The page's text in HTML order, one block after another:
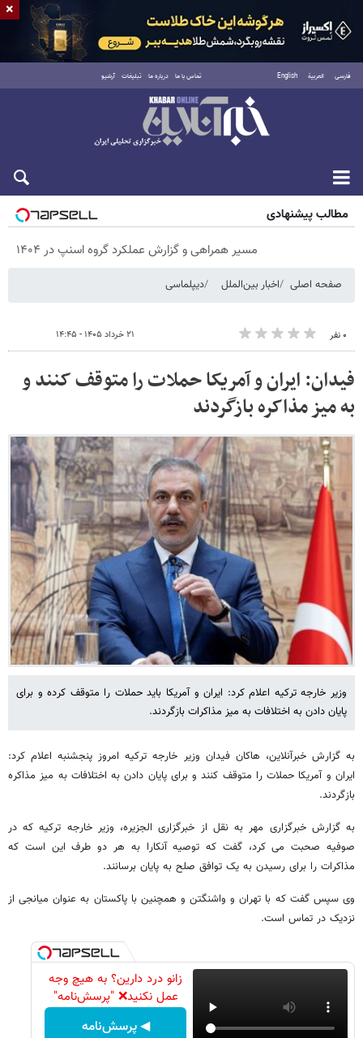
فارسی العربية English تماس با ما درباره ما تبلیغات آرشیو
شنبه ۱۷ مرداد ۱۴۰۵
مطالب پیشنهادی
مسیر همراهی و گزارش عملکرد گروه اسنپ در ۱۴۰۴
صفحه اصلی اخبار بین‌الملل دیپلماسی
۰ نفر ۲۱ خرداد ۱۴۰۵ - ۱۴:۴۵
فیدان: ایران و آمریکا حملات را متوقف کنند و
به میز مذاکره بازگردند
وزیر خارجه ترکیه اعلام کرد: ایران و آمریکا باید حملات را متوقف کرده و برای
پایان دادن به اختلافات به میز مذاکرات بازگردند.
به گزارش خبرآنلاین، هاکان فیدان وزیر خارجه ترکیه امروز پنجشنبه اعلام کرد:
ایران و آمریکا حملات را متوقف کنند و برای پایان دادن به اختلافات به میز مذاکره
بازگردند.
به گزارش خبرگزاری مهر به نقل از خبرگزاری الجزیره، وزیر خارجه ترکیه که در
صوفیه صحبت می‌ کرد، گفت که توصیه آنکارا به هر دو طرف این است که
مذاکرات را برای رسیدن به یک توافق صلح به پایان برسانند.
وی سپس گفت که با تهران و واشنگتن و همچنین با پاکستان به عنوان میانجی از
نزدیک در تماس است.
زانو درد دارین؟ به هیچ وجه
عمل نکنید❌ "پرسش‌نامه"
◀ پرسش‌نامه
×